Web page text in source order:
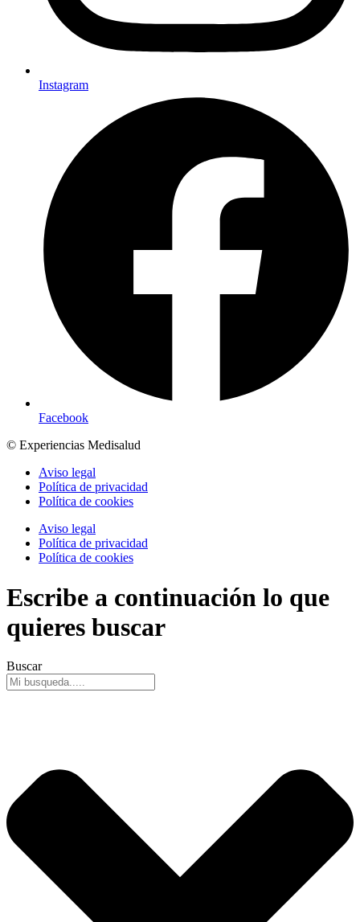
Instagram
Facebook
© Experiencias Medisalud
Aviso legal
Política de privacidad
Política de cookies
Aviso legal
Política de privacidad
Política de cookies
Escribe a continuación lo que
quieres buscar
Buscar